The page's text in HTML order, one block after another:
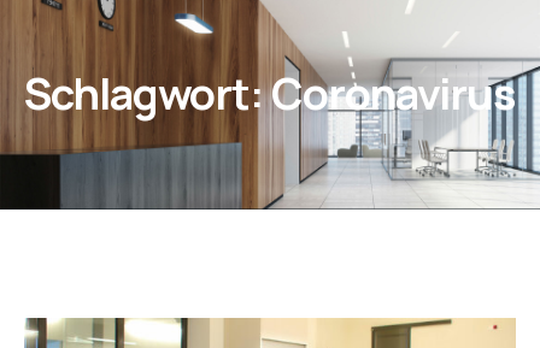
Schlagwort:Coronavirus